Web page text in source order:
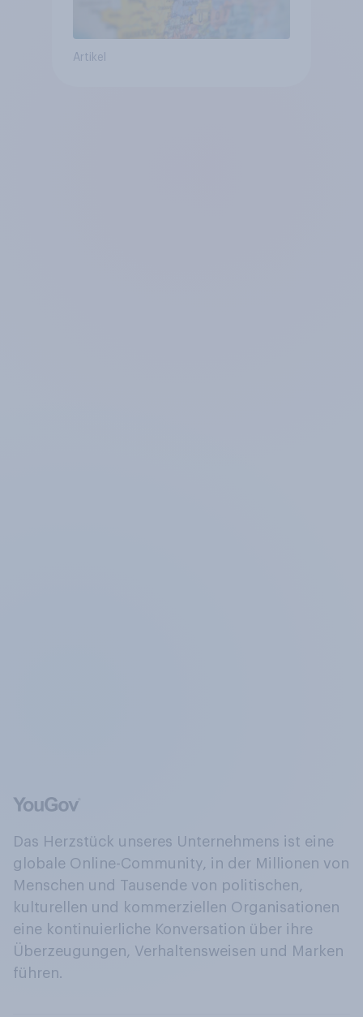
Artikel
Das Herzstück unseres Unternehmens ist eine
globale Online-Community, in der Millionen von
Menschen und Tausende von politischen,
kulturellen und kommerziellen Organisationen
eine kontinuierliche Konversation über ihre
Überzeugungen, Verhaltensweisen und Marken
führen.